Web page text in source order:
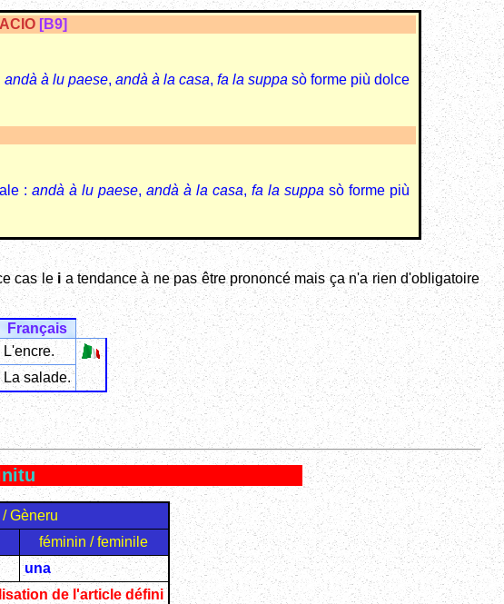
[B9]
andà à lu paese, andà à la casa, fa la suppa sò forme più dolce
: andà à lu paese, andà à la casa, fa la suppa sò forme più
cas lei a tendance à ne pas être prononcé mais ça n'a rien d'obligatoire
Français
L'encre.
La salade.
Gèneru
féminin / feminile
una
de l'article défini